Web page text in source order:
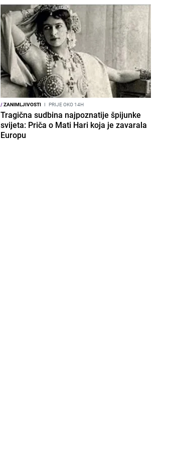
/ZANIMLJIVOSTI I PRIJE OKO 14H
Tragična sudbina najpoznatije špijunke
svijeta: Priča o Mati Hari koja je zavarala
Europu